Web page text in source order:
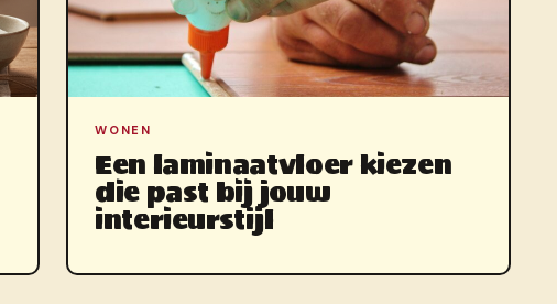
WONEN
Een laminaatvloer kiezen
die past bij jouw
interieurstijl